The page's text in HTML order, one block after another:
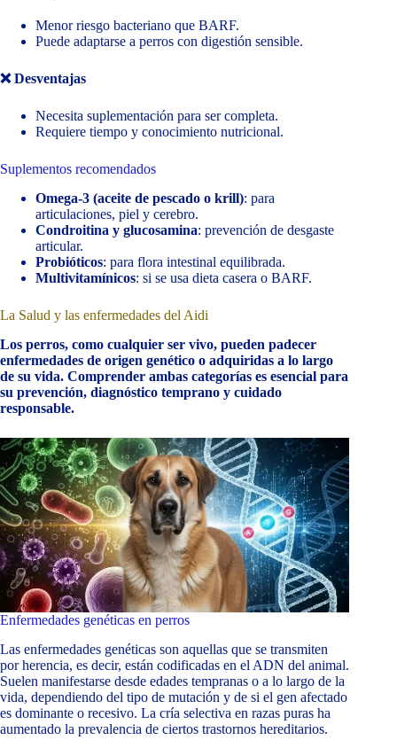
Menor riesgo bacteriano que BARF.
Puede adaptarse a perros con digestión sensible.
❌ Desventajas
Necesita suplementación para ser completa.
Requiere tiempo y conocimiento nutricional.
Suplementos recomendados
Omega-3 (aceite de pescado o krill): para
articulaciones, piel y cerebro.
Condroitina y glucosamina: prevención de desgaste
articular.
Probióticos: para flora intestinal equilibrada.
Multivitamínicos: si se usa dieta casera o BARF.
La Salud y las enfermedades del Aidi
Los perros, como cualquier ser vivo, pueden padecer
enfermedades de origen genético o adquiridas a lo largo
de su vida. Comprender ambas categorías es esencial para
su prevención, diagnóstico temprano y cuidado
responsable.
Enfermedades genéticas en perros
Las enfermedades genéticas son aquellas que se transmiten
por herencia, es decir, están codificadas en el ADN del animal.
Suelen manifestarse desde edades tempranas o a lo largo de la
vida, dependiendo del tipo de mutación y de si el gen afectado
es dominante o recesivo. La cría selectiva en razas puras ha
aumentado la prevalencia de ciertos trastornos hereditarios.